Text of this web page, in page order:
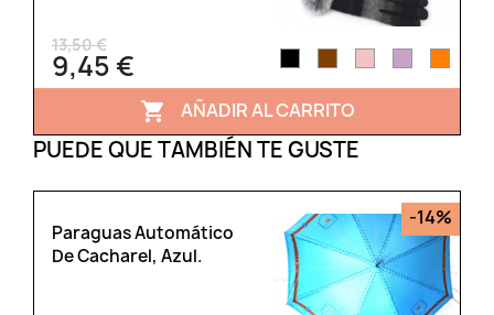
13,50 €
9,45 €
 AÑADIR AL CARRITO
PUEDE QUE TAMBIÉN TE GUSTE
Paraguas Automático
De Cacharel, Azul.
-14%